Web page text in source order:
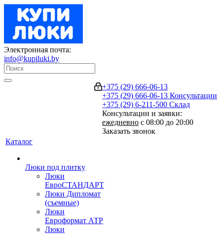
Электронная почта:
info@kupiluki.by
+375 (29) 666-06-13
+375 (29) 666-06-13 Консультации
+375 (29) 6-211-500 Склад
Консультации и заявки:
ежедневно с 08:00 до 20:00
Заказать звонок
Каталог
Люки под плитку
Люки
ЕвроСТАНДАРТ
Люки Дипломат
(съемные)
Люки
Евроформат АТР
Люки